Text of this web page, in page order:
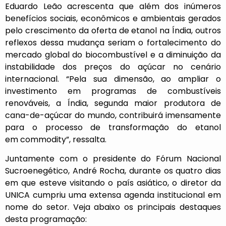
Eduardo Leão acrescenta que além dos inúmeros
benefícios sociais, econômicos e ambientais gerados
pelo crescimento da oferta de etanol na Índia, outros
reflexos dessa mudança seriam o fortalecimento do
mercado global do biocombustível e a diminuição da
instabilidade dos preços do açúcar no cenário
internacional. “Pela sua dimensão, ao ampliar o
investimento em programas de combustíveis
renováveis, a Índia, segunda maior produtora de
cana-de-açúcar do mundo, contribuirá imensamente
para o processo de transformação do etanol
em commodity”, ressalta.
Juntamente com o presidente do Fórum Nacional
Sucroenegético, André Rocha, durante os quatro dias
em que esteve visitando o país asiático, o diretor da
UNICA cumpriu uma extensa agenda institucional em
nome do setor. Veja abaixo os principais destaques
desta programação: